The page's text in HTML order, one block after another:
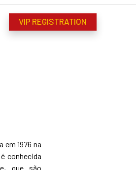
VIP REGISTRATION
em 1976 na
conhecida
que são